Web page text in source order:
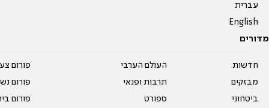
עברית
English
מדורים
חדשות
מבזקים
ביטחוני
העולם הערבי
תרבות ופנאי
ספורט
פורום
פורום
פורום